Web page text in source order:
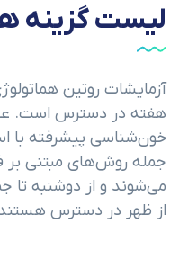
لیست گزینه ها
هفته در دسترس است.
خون‌شناسی پیشرفته با
جمله روش‌های مبتنی بر
از ظهر در دسترس هستند.